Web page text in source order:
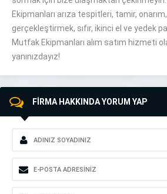
Ekipmanları arıza tespitleri, tamir,
gerçekleştirmek, sıfır, ikinci el ve yedek
Mutfak Ekipmanları alım satım hizmeti
yanınızdayız!
FİRMA HAKKINDA YORUM YAP